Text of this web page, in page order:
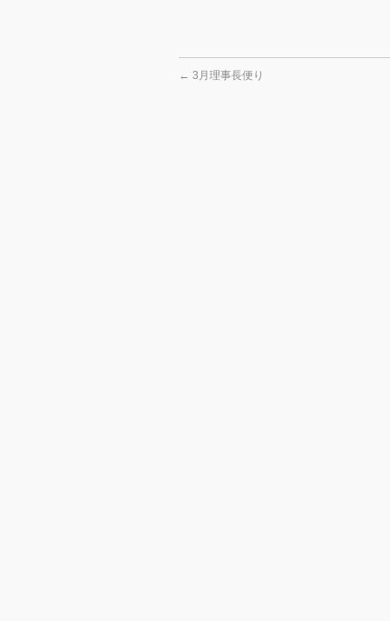
← 3月理事長便り